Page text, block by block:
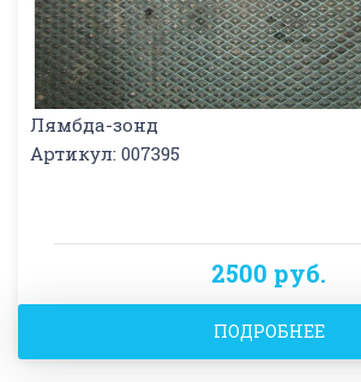
Лямбда-зонд
Артикул: 007395
2500 руб.
ПОДРОБНЕЕ